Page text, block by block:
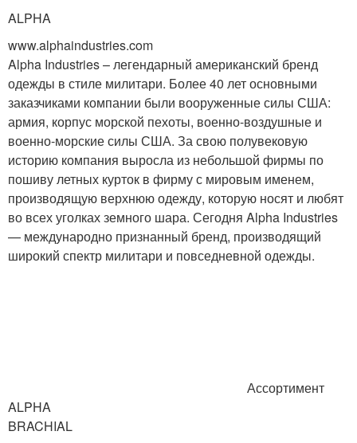
ALPHA
www.alphaindustries.com
Alpha Industries – легендарный американский бренд
одежды в стиле милитари. Более 40 лет основными
заказчиками компании были вооруженные силы США:
армия, корпус морской пехоты, военно-воздушные и
военно-морские силы США. За свою полувековую
историю компания выросла из небольшой фирмы по
пошиву летных курток в фирму с мировым именем,
производящую верхнюю одежду, которую носят и любят
во всех уголках земного шара. Сегодня Alpha Industries
— международно признанный бренд, производящий
широкий спектр милитари и повседневной одежды.
Ассортимент
ALPHA
BRACHIAL